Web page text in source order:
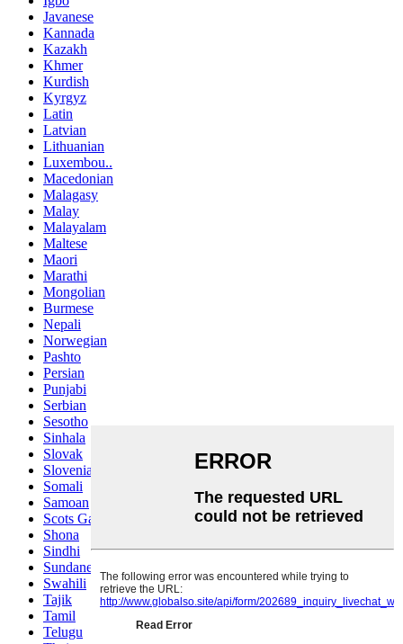
Javanese
Kannada
Kazakh
Khmer
Kurdish
Kyrgyz
Latin
Latvian
Lithuanian
Luxembou..
Macedonian
Malagasy
Malay
Malayalam
Maltese
Maori
Marathi
Mongolian
Burmese
Nepali
Norwegian
Pashto
Persian
Punjabi
Serbian
Sesotho
Sinhala
Slovak
Slovenian
Somali
Samoan
Scots Gaelic
Shona
Sindhi
Sundanese
Swahili
Tajik
Tamil
Telugu